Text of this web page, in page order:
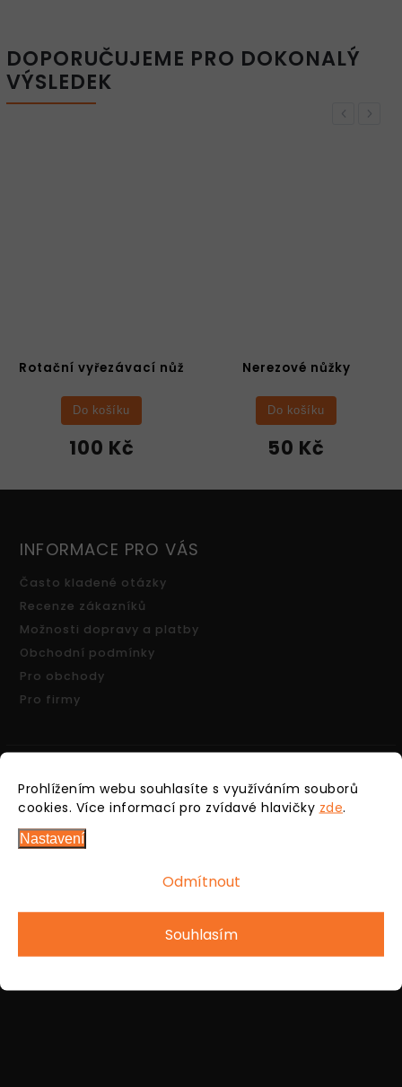
Prohlížením webu souhlasíte s využíváním souborů
cookies. Více informací pro zvídavé hlavičky zde.
Nastavení
Odmítnout
Souhlasím
DOPORUČUJEME PRO DOKONALÝ
VÝSLEDEK
Previous
Nerezové nůžky
50 Kč
Do košíku
Oboustranná lepicí
50 Kč
Do košíku
Next
INFORMACE PRO VÁS
Často kladené otázky
Recenze zákazníků
Možnosti dopravy a platby
Obchodní podmínky
Pro obchody
Pro firmy
FACEBOOK